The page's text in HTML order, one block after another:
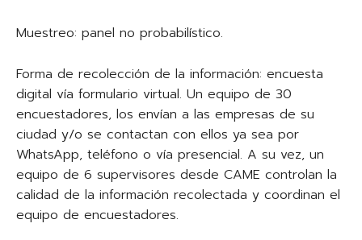
Muestreo: panel no probabilístico.
Forma de recolección de la información: encuesta
digital vía formulario virtual. Un equipo de 30
encuestadores, los envían a las empresas de su
ciudad y/o se contactan con ellos ya sea por
WhatsApp, teléfono o vía presencial. A su vez, un
equipo de 6 supervisores desde CAME controlan la
calidad de la información recolectada y coordinan el
equipo de encuestadores.